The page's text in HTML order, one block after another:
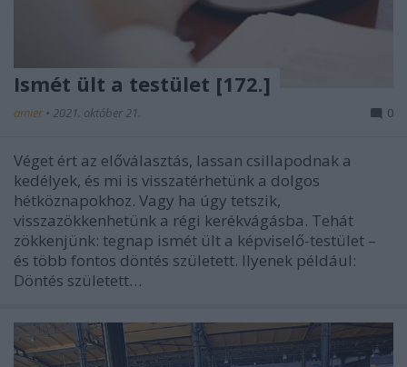
Ismét ült a testület [172.]
amier • 2021. október 21. 0
Véget ért az előválasztás, lassan csillapodnak a
kedélyek, és mi is visszatérhetünk a dolgos
hétköznapokhoz. Vagy ha úgy tetszik,
visszazökkenhetünk a régi kerékvágásba. Tehát
zökkenjünk: tegnap ismét ült a képviselő-testület –
és több fontos döntés született. Ilyenek például:
Döntés született…